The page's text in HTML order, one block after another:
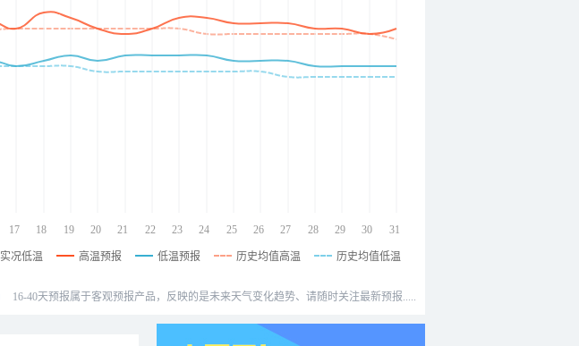
17 18 19 20 21 22 23 24 25 26 27 28 29 30 31
实况低温 高温预报 低温预报 历史均值高温 历史均值低温
16-40天预报属于客观预报产品，反映的是未来天气变化趋势、请随时关注最新预报.....